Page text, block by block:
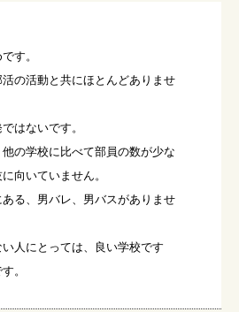
す。
の活動と共にほとんどありませ
はないです。
の学校に比べて部員の数が少な
向いていません。
る、男バレ、男バスがありませ
人にとっては、良い学校です
。